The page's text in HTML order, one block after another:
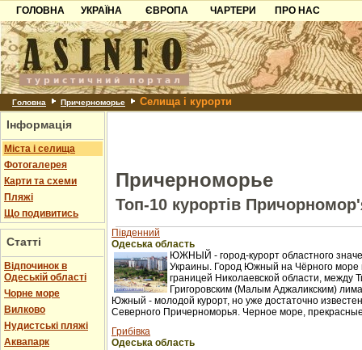
ГОЛОВНА
УКРАЇНА
Карпати
Азов
Причорноморря
Шацьк
ЄВРОПА
Чорногорія
Хорватія
Болгарія
Албанія
ЧАРТЕРИ
ПРО НАС
Контакти
Партнерам
Додати готель
Головна Причерноморье Селища і курорти
Інформація
Міста і селища
Фотогалерея
Карти та схеми
Пляжі
Що подивитись
Статті
Відпочинок в
Одеській області
Чорне море
Вилково
Нудистські пляжі
Аквапарк
Причерноморье
Топ-10 курортів
Південний
Одеська область
ЮЖНЫЙ - город-курорт областного
Украины. Город Южный на Чёрного море
границей Николаевской области, между
Григоровским (Малым Аджаликским)
Южный - молодой курорт, но уже достаточно
Северного Причерноморья. Черное море,
Грибівка
Одеська область